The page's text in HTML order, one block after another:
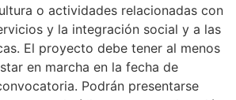
o actividades relacionadas con
y la integración social y a las
El proyecto debe tener al menos
en marcha en la fecha de
Podrán presentarse